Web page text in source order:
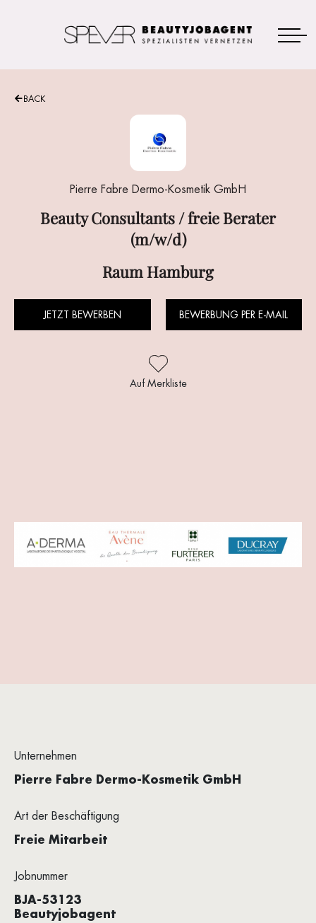
JETZT BEWERBEN
BACK
Pierre Fabre Dermo-Kosmetik GmbH
Beauty Consultants / freie Berater
(m/w/d)
Raum Hamburg
JETZT BEWERBEN BEWERBUNG PER E-MAIL
Auf Merkliste
Unternehmen
Pierre Fabre Dermo-Kosmetik GmbH
Art der Beschäftigung
Freie Mitarbeit
Jobnummer
BJA-53123
Beautyjobagent